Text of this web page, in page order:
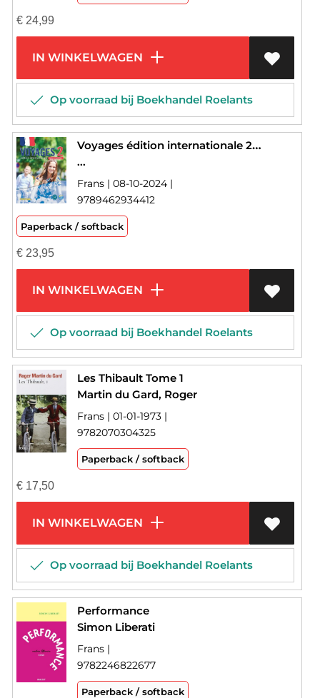
€24,99
IN WINKELWAGEN
Op voorraad bij Boekhandel Roelants
Voyages édition internationale 2 cahier d'activités
...
Frans | 08-10-2024 |
9789462934412
Paperback / softback
€23,95
IN WINKELWAGEN
Op voorraad bij Boekhandel Roelants
Les Thibault Tome 1
Martin du Gard, Roger
Frans | 01-01-1973 |
9782070304325
Paperback / softback
€17,50
IN WINKELWAGEN
Op voorraad bij Boekhandel Roelants
Performance
Simon Liberati
Frans |
9782246822677
Paperback / softback